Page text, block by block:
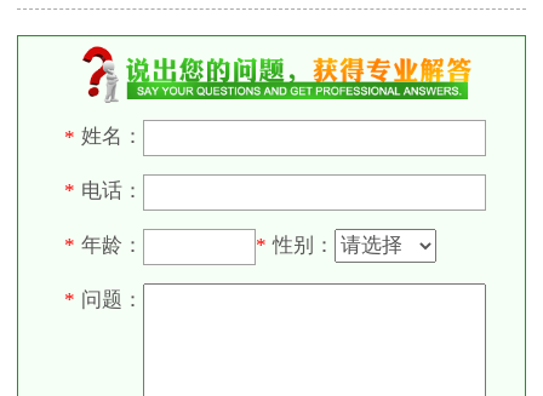
* 姓名：
* 电话：
* 年龄： * 性别：
* 问题：